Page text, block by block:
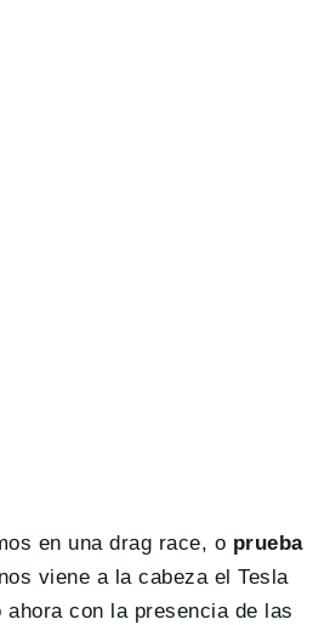
en una drag race, o prueba
viene a la cabeza el Tesla
ahora con la presencia de las